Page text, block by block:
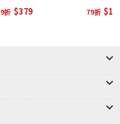
折 $379 79折